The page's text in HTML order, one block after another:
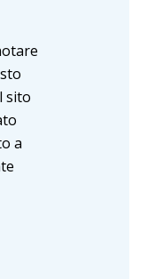
sito
a